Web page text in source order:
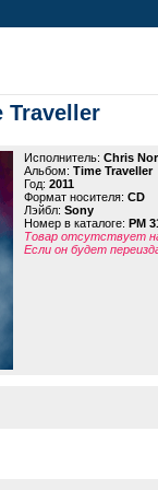
Traveller
Исполнитель: Chris
Альбом: Time Traveller
Год: 2011
Формат носителя: CD
Лэйбл: Sony
Номер в каталоге: PM
Товар отсутствует
Если он будет